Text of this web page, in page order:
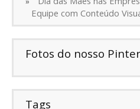
Equipe com Conteúdo
Fotos do nosso
Tags